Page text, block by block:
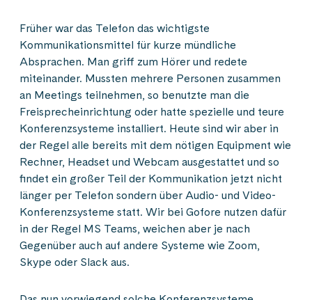
Früher war das Telefon das wichtigste
Kommunikationsmittel für kurze mündliche
Absprachen. Man griff zum Hörer und redete
miteinander. Mussten mehrere Personen zusammen
an Meetings teilnehmen, so benutzte man die
Freisprecheinrichtung oder hatte spezielle und teure
Konferenzsysteme installiert. Heute sind wir aber in
der Regel alle bereits mit dem nötigen Equipment wie
Rechner, Headset und Webcam ausgestattet und so
findet ein großer Teil der Kommunikation jetzt nicht
länger per Telefon sondern über Audio- und Video-
Konferenzsysteme statt. Wir bei Gofore nutzen dafür
in der Regel MS Teams, weichen aber je nach
Gegenüber auch auf andere Systeme wie Zoom,
Skype oder Slack aus.